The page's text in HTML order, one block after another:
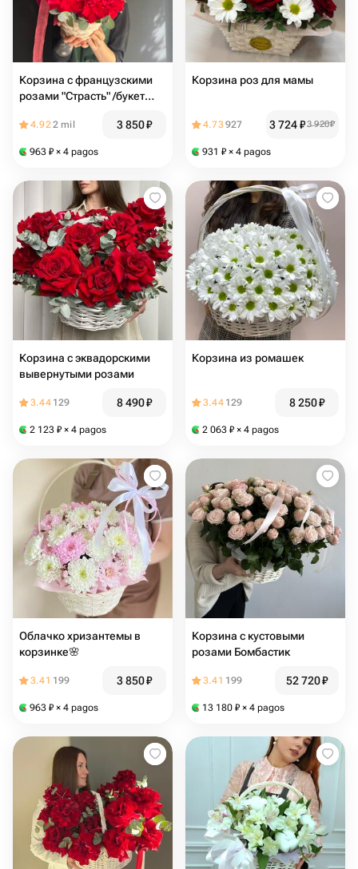
Корзина с французскими
розами "Страсть" /букет
Магнитогорск/цветы
4.922 mil 3 850₽
963 ₽ × 4 pagos
Корзина роз для мамы
4.73927 3 724₽3 920₽
931 ₽ × 4 pagos
Корзина с эквадорскими
вывернутыми розами
3.44 129 8 490₽
2 123 ₽ × 4 pagos
Корзина из ромашек
3.44 129 8 250₽
2 063 ₽ × 4 pagos
Облачко хризантемы в
корзинке🌸
3.41 199 3 850₽
963 ₽ × 4 pagos
Корзина с кустовыми
розами Бомбастик
3.41 199 52 720₽
13 180 ₽ × 4 pagos